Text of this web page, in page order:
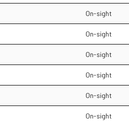
On-sight
On-sight
On-sight
On-sight
On-sight
On-sight